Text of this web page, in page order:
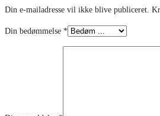
Din e-mailadresse vil ikke blive publiceret.
Din bedømmelse *